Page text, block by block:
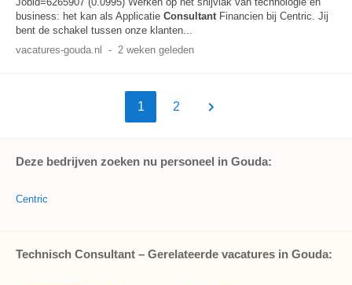
business: het kan als Applicatie ConsultantFinancien bij Centric. Jij
bent de schakel tussen onze klanten...
vacatures-gouda.nl
- 2 weken geleden
1 2
Deze bedrijven zoeken nu personeel in Gouda:
Centric
Technisch Consultant – Gerelateerde vacatures in Gouda: